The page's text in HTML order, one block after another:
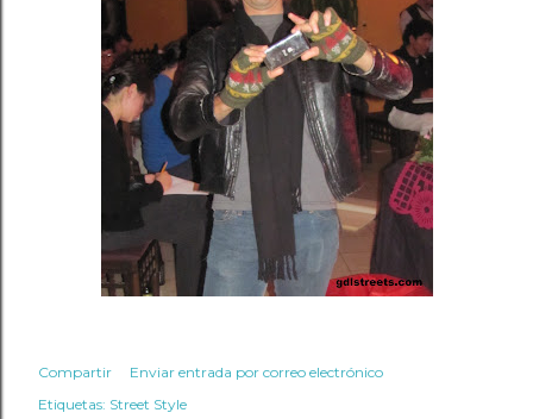
Compartir
Enviar entrada por correo electrónico
Etiquetas: Street Style